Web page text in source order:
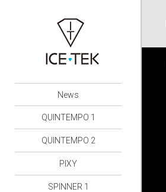
News
QUINTEMPO 1
QUINTEMPO 2
PIXY
SPINNER 1